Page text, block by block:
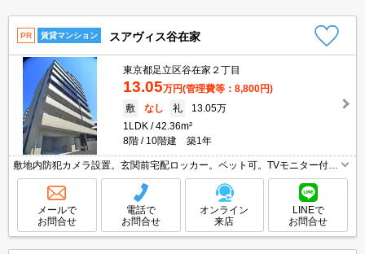
PR 賃貸マンション スアヴィス谷在家
東京都足立区谷在家２丁目
13.05万円(管理費等：8,800円)
敷
なし 礼
13.05万
1LDK
42.36m²
8階
10階建 築1年
敷地内防犯カメラ設置。玄関前宅配ロッカー。ペット可。TVモニター付イ
ンターホン。洗髪洗面化粧台。インターネット無料。セキュリティシステ
ム付き。オートロック。浴室乾燥機付。追い焚き機能付きバス。
メールで
お問合せ
電話で
お問合せ
オンライン
来店
LINEで
お問合せ